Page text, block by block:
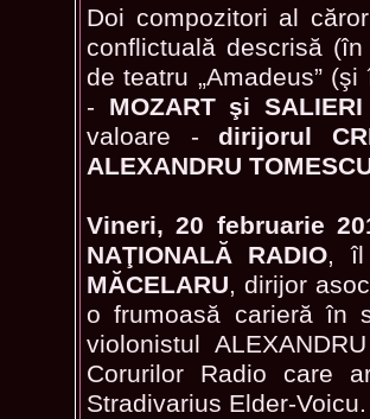
Doi compozitori al
conflictuală descrisă
de teatru „Amadeus”
- MOZART şi SALIERI
valoare - dirijorul
ALEXANDRU
Vineri, 20 februarie
NAŢIONALĂ RADIO, îl
MĂCELARU, dirijor
o frumoasă carieră în
violonistul
Corurilor Radio care
Stradivarius Elder-Voicu.